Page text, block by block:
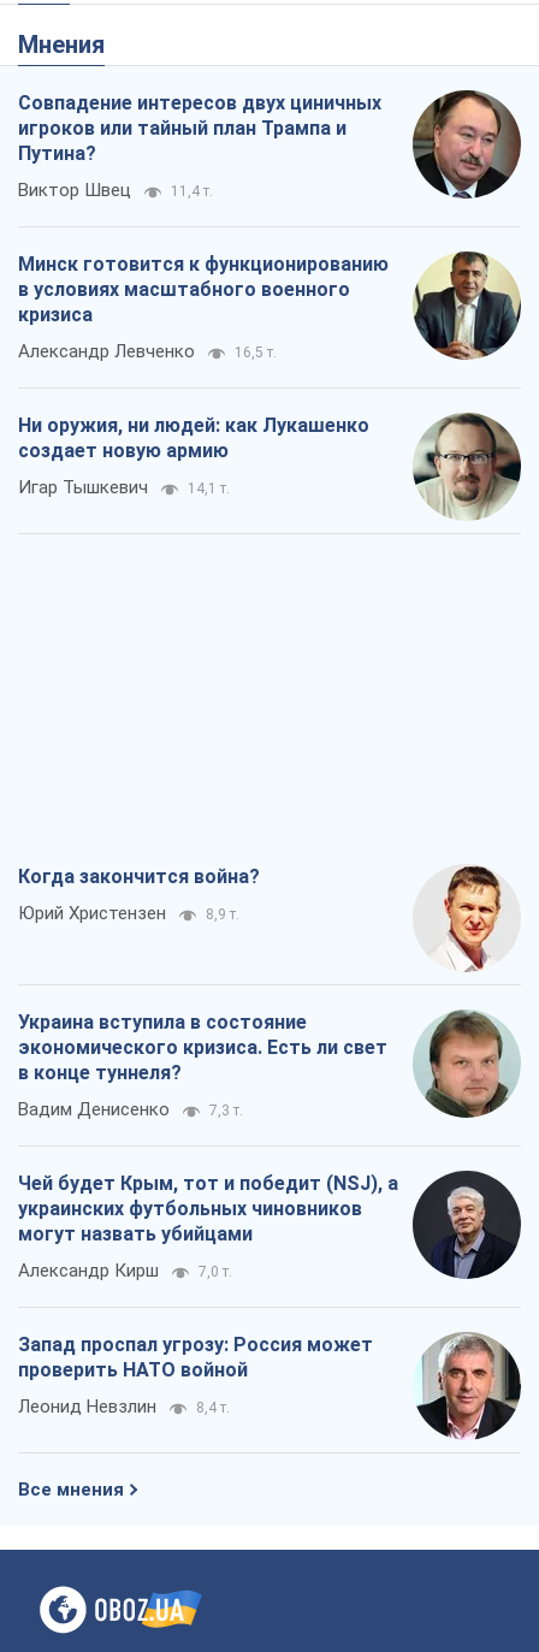
Мнения
Совпадение интересов двух циничных
игроков или тайный план Трампа и
Путина?
Виктор Швец 11,4 т.
Минск готовится к функционированию
в условиях масштабного военного
кризиса
Александр Левченко 16,5 т.
Ни оружия, ни людей: как Лукашенко
создает новую армию
Игар Тышкевич 14,1 т.
Когда закончится война?
Юрий Христензен 8,9 т.
Украина вступила в состояние
экономического кризиса. Есть ли свет
в конце туннеля?
Вадим Денисенко 7,3 т.
Чей будет Крым, тот и победит (NSJ), а
украинских футбольных чиновников
могут назвать убийцами
Александр Кирш 7,0 т.
Запад проспал угрозу: Россия может
проверить НАТО войной
Леонид Невзлин 8,4 т.
Все мнения